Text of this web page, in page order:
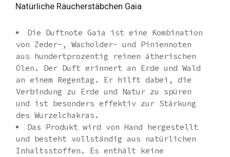
Natürliche Räucherstäbchen Gaia
Die Duftnote Gaia ist eine Kombination
von Zeder-, Wacholder- und Piniennoten
aus hundertprozentig reinen ätherischen
Ölen. Der Duft erinnert an Erde und Wald
an einem Regentag. Er hilft dabei, die
Verbindung zu Erde und Natur zu spüren
und ist besonders effektiv zur Stärkung
des Wurzelchakras.
Das Produkt wird von Hand hergestellt
und besteht vollständig aus natürlichen
Inhaltsstoffen. Es enthält keine